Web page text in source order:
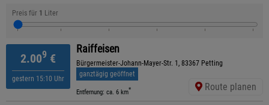
Preis für 1 Liter
2.009 €
gestern 15:10 Uhr
Raiffeisen
Bürgermeister-Johann-Mayer-Str. 1, 83367 Petting
ganztägig geöffnet
Entfernung: ca. 6 km* Route planen